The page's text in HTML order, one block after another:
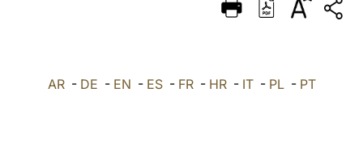
DEUTSCH
العربيّة AR- DE - EN - ES- FR- HR- IT- PL- PT